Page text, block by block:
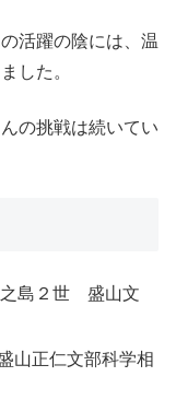
活躍の陰には、温
した。
の挑戦は続いてい
島２世 盛山文
正仁文部科学相